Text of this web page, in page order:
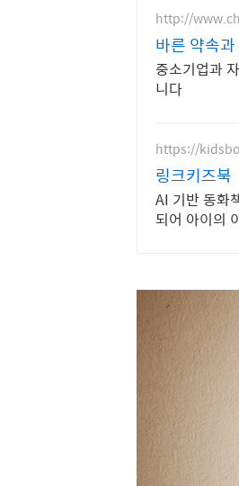
http://
바른 약속
중소기업과
니다
https://
링크키즈북
AI 기반 동화
되어 아이의